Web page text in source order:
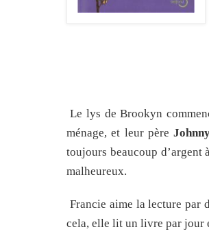
Le lys de Brookyn
ménage, et leur père
toujours beaucoup d’argent
malheureux.
Francie aime la lecture par
cela, elle lit un livre par jour